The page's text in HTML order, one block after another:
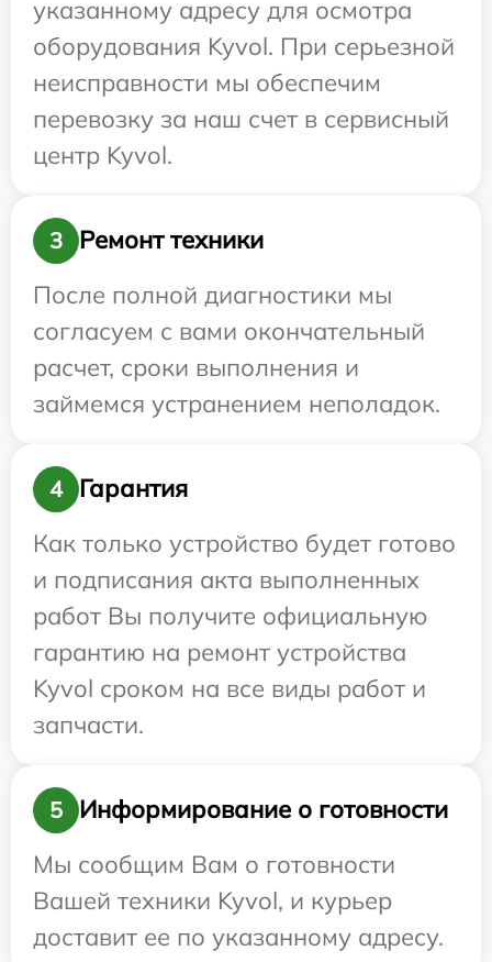
указанному адресу для осмотра
оборудования Kyvol. При серьезной
неисправности мы обеспечим
перевозку за наш счет в сервисный
центр Kyvol.
3
Ремонт техники
После полной диагностики мы
согласуем с вами окончательный
расчет, сроки выполнения и
займемся устранением неполадок.
4
Гарантия
Как только устройство будет готово
и подписания акта выполненных
работ Вы получите официальную
гарантию на ремонт устройства
Kyvol сроком на все виды работ и
запчасти.
5
Информирование о готовности
Мы сообщим Вам о готовности
Вашей техники Kyvol, и курьер
доставит ее по указанному адресу.